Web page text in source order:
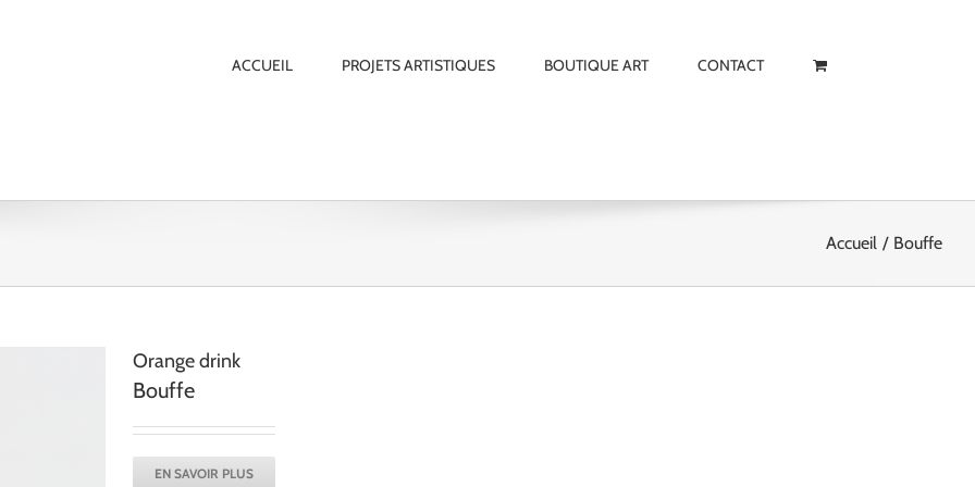
ACCUEIL PROJETS ARTISTIQUES BOUTIQUE ART CONTACT
Accueil Bouffe
Orange drink
Bouffe
EN SAVOIR PLUS